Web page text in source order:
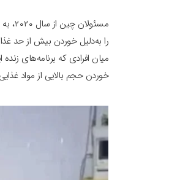
میان افرادی که برنامه‌های
خوردن حجم بالایی از مواد